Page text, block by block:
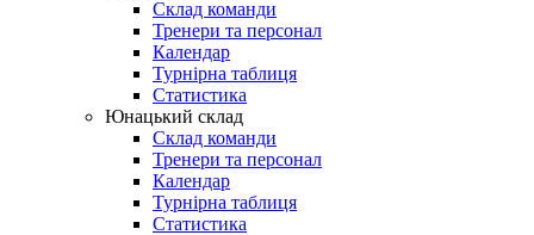
Склад команди
Тренери та персонал
Календар
Турнірна таблиця
Статистика
Юнацький склад
Склад команди
Тренери та персонал
Календар
Турнірна таблиця
Статистика